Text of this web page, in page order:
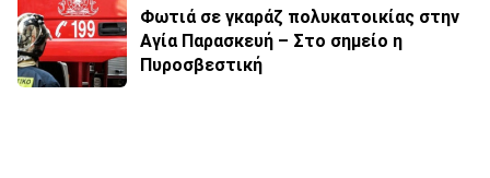
Φωτιά σε γκαράζ πολυκατοικίας στην
Αγία Παρασκευή – Στο σημείο η
Πυροσβεστική